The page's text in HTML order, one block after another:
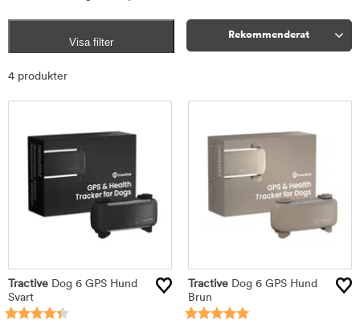
Visa filter
Rekommenderat
4 produkter
Tractive Dog 6 GPS Hund
Svart
Tractive Dog 6 GPS Hund
Brun